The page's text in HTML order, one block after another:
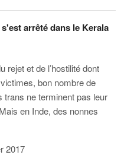
arrêté dans le Kerala
rejet et de l’hostilité dont
bon nombre de
trans ne terminent pas leur
en Inde, des nonnes
2017